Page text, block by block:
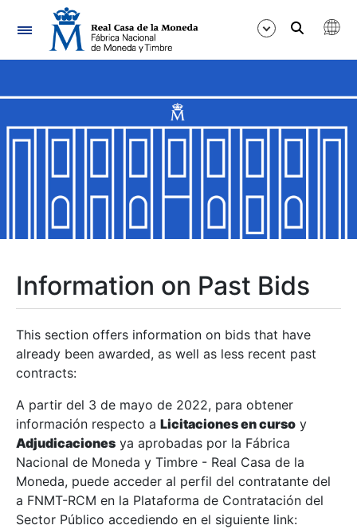
Navigation
Show/Hide
Show/Hide
Show/Hide
Show/Hide
Show/Hide
Information on Past Bids
This section offers information on bids that have
already been awarded, as well as less recent past
contracts:
A partir del 3 de mayo de 2022, para obtener
información respecto a Licitaciones en curso y
Adjudicaciones ya aprobadas por la Fábrica
Nacional de Moneda y Timbre - Real Casa de la
Moneda, puede acceder al perfil del contratante del
a FNMT-RCM en la Plataforma de Contratación del
Sector Público accediendo en el siguiente link: